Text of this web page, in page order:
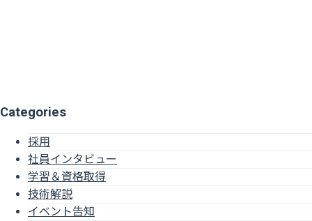
Categories
採用
社員インタビュー
学習＆資格取得
技術解説
イベント告知